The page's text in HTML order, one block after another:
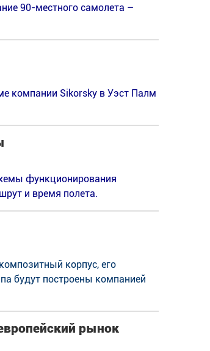
90-местного самолета –
компании Sikorsky в Уэст Палм
функционирования
и время полета.
корпус, его
будут построены компанией
рынок